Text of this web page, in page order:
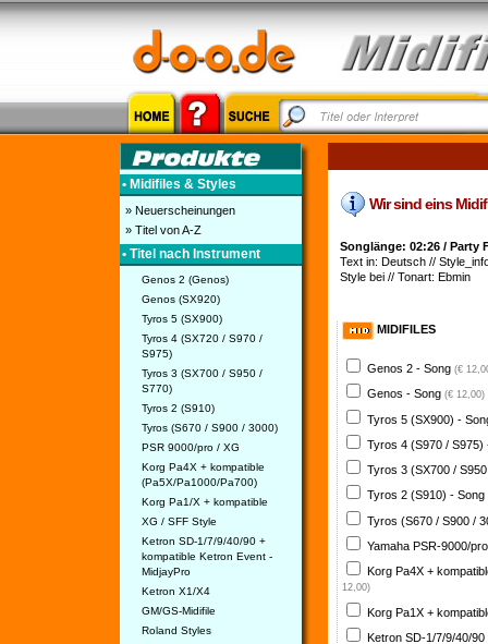
• Midifiles & Styles
» Neuerscheinungen
» Titel von A-Z
• Titel nach Instrument
Genos 2 (Genos)
Genos (SX920)
Tyros 5 (SX900)
Tyros 4 (SX720 / S970 /
S975)
Tyros 3 (SX700 / S950 /
S770)
Tyros 2 (S910)
Tyros (S670 / S900 / 3000)
PSR 9000/pro / XG
Korg Pa4X + kompatible
(Pa5X/Pa1000/Pa700)
Korg Pa1/X + kompatible
XG / SFF Style
Ketron SD-1/7/9/40/90 +
kompatible Ketron Event -
MidjayPro
Ketron X1/X4
GM/GS-Midifile
Roland Styles
Wir sind eins
Songlänge: 02:26 / Party
Text in: Deutsch //
Style bei // Tonart: Ebmin
MIDIFILES
Genos 2 - Song (€
Genos - Song (€ 12,00)
Tyros 5 (SX900) -
Tyros 4 (S970 /
Tyros 3 (SX700 /
Tyros 2 (S910) - Song
Tyros (S670 / S900 /
Yamaha PSR-9000/
Korg Pa4X +
12,00)
Korg Pa1X +
Ketron SD-1/7/9/40/